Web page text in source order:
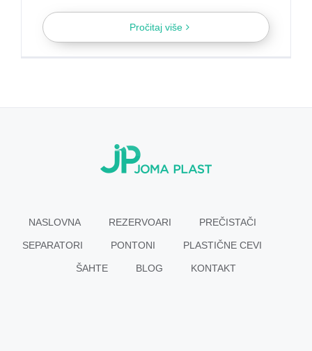
Pročitaj više
NASLOVNA REZERVOARI PREČISTAČI
SEPARATORI PONTONI PLASTIČNE CEVI
ŠAHTE BLOG KONTAKT